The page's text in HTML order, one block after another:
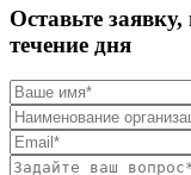
Оставьте
течение дня